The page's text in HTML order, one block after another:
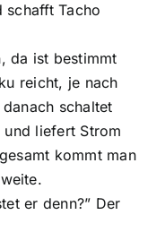
schafft Tacho
da ist bestimmt
reicht, je nach
schaltet
und liefert Strom
kommt man
er denn?” Der